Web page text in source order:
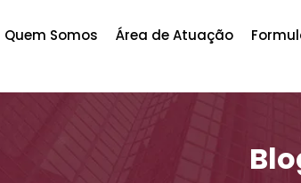
Quem Somos Área de Atuação